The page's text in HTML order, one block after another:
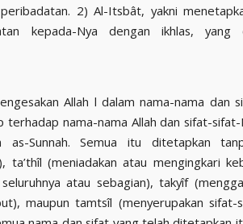
2) Al-Itsbât, yakni
kepada-Nya dengan ikhlas, yang
Allah l dalam nama-nama dan
terhadap nama-nama Allah dan sifat-
as-Sunnah. Semua itu ditetapkan
ta’thîl (meniadakan atau mengingkari
atau sebagian), takyîf
maupun tamtsîl (menyerupakan sifat-